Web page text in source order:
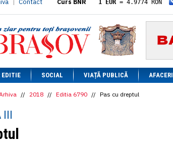
| Contact Curs BNR 1 EUR = 4.9774 RON
= 5.8304 RON
1 XAU= 464.4611 RON
1 AED= 1.1933 RON
1 AUD= 2.7957 RON
1 BGN= 2.5449 RON
1 CAD= 3.1559 RON
1 CHF= 5.2813 RON
1 CNY= 0.6015 RON
EDITIE SOCIAL VIAȚĂ PUBLICĂ AFACERI
// 2018 // Editia 6790 // Pas cu dreptul
III